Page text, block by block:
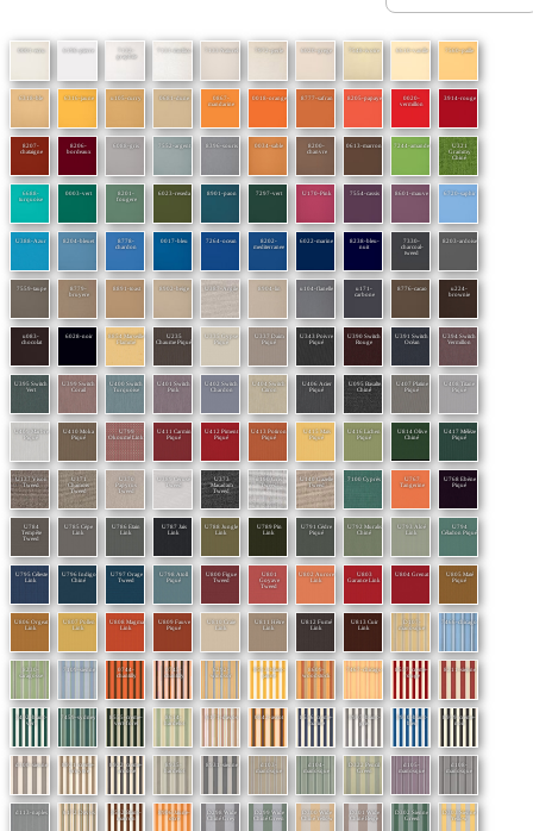
0001-ecru 6196-pierre
graphite
7131-multico 7133 Naturel 7972-perle 6020-grege 7548-ivoire 6610-vanille 7560-paille
6318-ble 6316-jaune u105-curry 0681-dune
0867-
mandarine
0018-orange 8777-safran 8205-papaye
0020-
vermillon
3914-rouge
8207-
chataigne
8206-
bordeaux
6088-gris 7552-argent 8396-souris 0034-sable
8200-
chanvre
0613-marron 7244-amande
U321
Grammy
Chiné
6688-
turquoise
0003-vert
8201-
fougere
6023-reseda 8901-paon 7297-vert U170-Pink 7554-cassis 8601-mauve 6720-saphir
U388-Azur 8204-bleuet
8778-
chardon
0017-bleu 7264-ocean
8202-
mediterranee
6022-marine
8238-bleu-
nuit
7330-
charcoal-
tweed
8203-ardoise
7559-taupe
8779-
bruyere
8891-toast 8902-beige U387-Argile 8904-lin u104-flanelle
u171-
carbone
8776-cacao
u224-
brownie
u083-
chocolat
6028-noir
8854 Marseille
Flammé
U235
Chaume Piqué
U335 Gypse
Piqué
U337 Daim
Piqué
U343 Poivre
Piqué
U390 Switch
Rouge
U391 Switch
Océan
U394 Switch
Vermillon
U395 Switch
Vert
U399 Switch
Corail
U400 Switch
Turquoise
U401 Switch
Pink
U402 Switch
Chardon
U404 Switch
Citron
U406 Acier
Piqué
U095 Basalte
Chiné
U407 Platine
Piqué
U408 Titane
Piqué
U409 Marbre
Piqué
U410 Moka
Piqué
U799
Okoumé Link
U411 Carmin
Piqué
U412 Piment
Piqué
U413 Potiron
Piqué
U415 Maïs
Piqué
U416 Lichen
Piqué
U814 Olive
Chiné
U417 Mélèze
Piqué
U137 Vison
Tweed
U371
Chamois
Tweed
U370
Papyrus
Tweed
U389 Cérusé
Tweed
U373
Macadam
Tweed
u190 Gris
Tweed
U140 Gazelle
Tweed
7100 Cyprès
U767
Tangerine
U768 Ebène
Piqué
U784
Tempête
Tweed
U785 Cèpe
Link
U786 Etain
Link
U787 Jais
Link
U788 Jungle
Link
U789 Pin
Link
U791 Cèdre
Piqué
U792 Muralis
Chiné
U793 Aloé
Link
U794
Céladon Piqué
U795 Céleste
Link
U796 Indigo
Chiné
U797 Orage
Tweed
U798 Atoll
Piqué
U800 Figue
Tweed
U801
Goyave
Tweed
U802 Aurore
Link
U803
Garance Link
U804 Grenat
U805 Maté
Piqué
U806 Orgeat
Link
U807 Pollen
Link
U808 Magma
Link
U809 Fauve
Piqué
U810 Craie
Link
U811 Hêtre
Link
U812 Fumé
Link
U813 Cuir
Link
D107-
manosque
7466-chicago
8230-
saragosse
7109-sienne
0744-
chantilly
0745-
chantilly
6292-
windsor
8553-blanc-
jaune
8609-
woodstock
7467-chicago
8557-creme-
rouge
8211-sienne
8402-blanc-
vert
7459-sydney
8555-creme-
vert-foret
8614-
hardelot
6171-davos 0842-ascot
8556-creme-
marine
8907-blanc-
gris
8910-blanc-
bleu
8919-creme-
noir
d100-sienne
8921-creme-
bruyere
8922-creme-
ardoise
8935-
hardelot
8931-sienne
d103-
manosque
d104-
manosque
D322 Pencil
Green
d105-
manosque
d108-
manosque
d113-naples 6172 Davos
8552 Blanc-
marron
8906 Jaune-
ocre
D298 Wide
Chiné Grey
D299 Wide
Chiné Green
D300 Wide
Chiné Yellow
D301 Wide
Chiné Beige
D302 Sienne
Green
D303 Sienne
Yellow